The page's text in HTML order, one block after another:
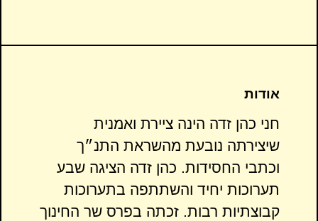
אודות
חני כהן זדה הינה ציירת ואמנית
שיצירתה נובעת מהשראת התנ״ך
וכתבי החסידות. כהן זדה הציגה שבע
תערוכות יחיד והשתתפה בתערוכות
קבוצתיות רבות. זכתה בפרס שר החינוך